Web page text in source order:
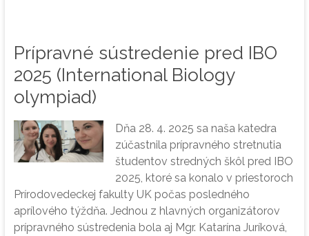
Prípravné sústredenie pred IBO
2025 (International Biology
olympiad)
Dňa 28. 4. 2025 sa naša katedra
zúčastnila prípravného stretnutia
študentov stredných škôl pred IBO
2025, ktoré sa konalo v priestoroch
Prírodovedeckej fakulty UK počas posledného
aprílového týždňa. Jednou z hlavných organizátorov
prípravného sústredenia bola aj Mgr. Katarína Juríková,